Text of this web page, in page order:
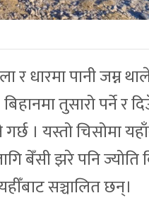
र धारमा पानी जम्न
तुसारो पर्ने र
। यस्तो चिसोमा
बेँसी झरे पनि
सञ्चालित छन्।